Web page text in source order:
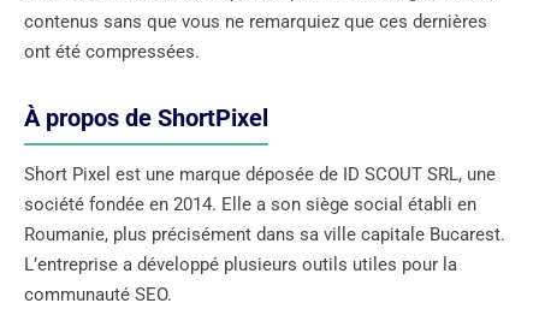
contenus sans que vous ne remarquiez que ces dernières
ont été compressées.
À propos de ShortPixel
Short Pixel est une marque déposée de ID SCOUT SRL, une
société fondée en 2014. Elle a son siège social établi en
Roumanie, plus précisément dans sa ville capitale Bucarest.
L’entreprise a développé plusieurs outils utiles pour la
communauté SEO.